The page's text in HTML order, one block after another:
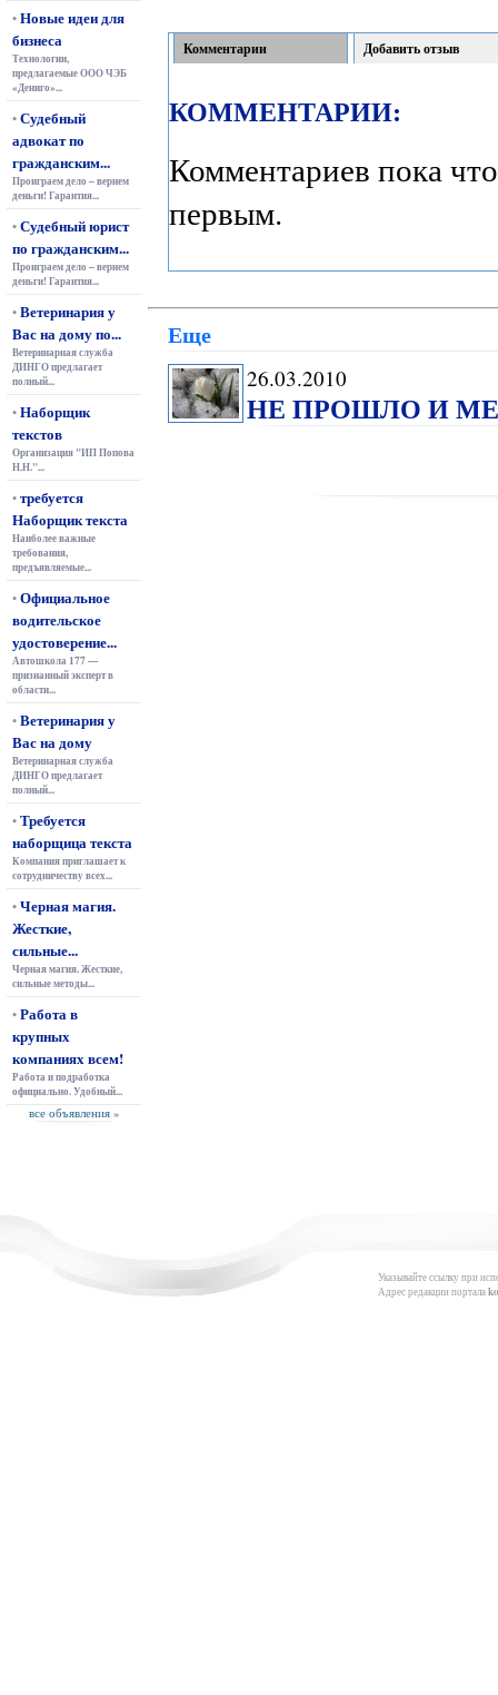
•Новые идеи для
бизнеса
Технологии,
предлагаемые ООО ЧЭБ
«Дениго»...
•Судебный
адвокат по
гражданским...
Проиграем дело – вернем
деньги! Гарантия...
•Судебный юрист
по гражданским...
Проиграем дело – вернем
деньги! Гарантия...
•Ветеринария у
Вас на дому по...
Ветеринарная служба
ДИНГО предлагает
полный...
•Наборщик
текстов
Организация "ИП Попова
Н.Н."...
•требуется
Наборщик текста
Наиболее важные
требования,
предъявляемые...
•Официальное
водительское
удостоверение...
Автошкола 177 —
признанный эксперт в
области...
•Ветеринария у
Вас на дому
Ветеринарная служба
ДИНГО предлагает
полный...
•Требуется
наборщица текста
Компания приглашает к
сотрудничеству всех...
•Черная магия.
Жесткие,
сильные...
Черная магия. Жесткие,
сильные методы...
•Работа в
крупных
компаниях всем!
Работа и подработка
официально. Удобный...
все объявления »
Комментарии Добавить отзыв
КОММЕНТАРИИ:
Комментариев пока
первым.
Еще
26.03.2010
НЕ ПРОШЛО И
Указывайте ссылку при
Адрес редакции портала